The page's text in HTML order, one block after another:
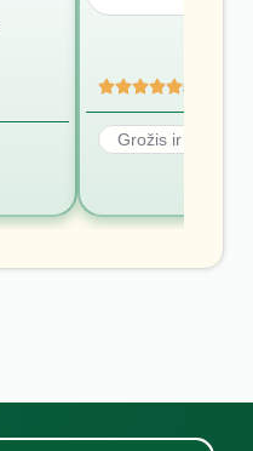
5
Grožis ir sveikata